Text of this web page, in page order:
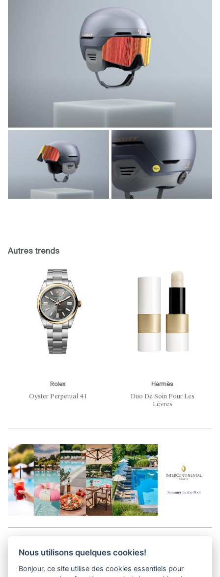
Autres trends
Rolex
Oyster Perpetual 41
Hermès
Duo De Soin Pour Les
Lèvres
Kits médias
Nous utilisons quelques cookies!
Bonjour, ce site utilise des cookies essentiels pour